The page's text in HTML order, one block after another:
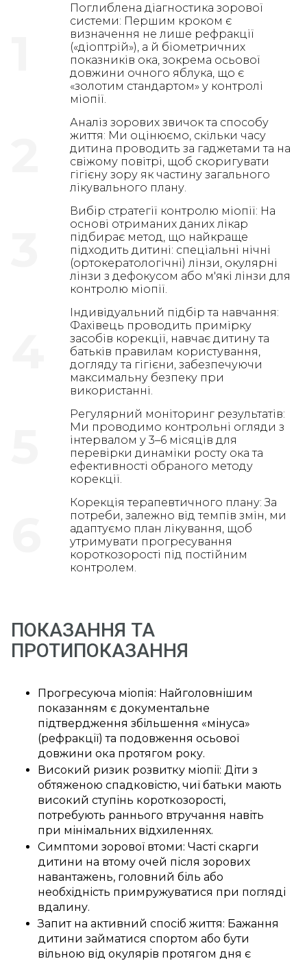
Поглиблена діагностика зорової
системи: Першим кроком є
визначення не лише рефракції
(«діоптрій»), а й біометричних
показників ока, зокрема осьової
довжини очного яблука, що є
«золотим стандартом» у контролі
міопії.
Аналіз зорових звичок та способу
життя: Ми оцінюємо, скільки часу
дитина проводить за гаджетами та на
свіжому повітрі, щоб скоригувати
гігієну зору як частину загального
лікувального плану.
Вибір стратегії контролю міопії: На
основі отриманих даних лікар
підбирає метод, що найкраще
підходить дитині: спеціальні нічні
(ортокератологічні) лінзи, окулярні
лінзи з дефокусом або м'які лінзи для
контролю міопії.
Індивідуальний підбір та навчання:
Фахівець проводить примірку
засобів корекції, навчає дитину та
батьків правилам користування,
догляду та гігієни, забезпечуючи
максимальну безпеку при
використанні.
Регулярний моніторинг результатів:
Ми проводимо контрольні огляди з
інтервалом у 3–6 місяців для
перевірки динаміки росту ока та
ефективності обраного методу
корекції.
Корекція терапевтичного плану: За
потреби, залежно від темпів змін, ми
адаптуємо план лікування, щоб
утримувати прогресування
короткозорості під постійним
контролем.
ПОКАЗАННЯ ТА
ПРОТИПОКАЗАННЯ
Прогресуюча міопія: Найголовнішим
показанням є документальне
підтвердження збільшення «мінуса»
(рефракції) та подовження осьової
довжини ока протягом року.
Високий ризик розвитку міопії: Діти з
обтяженою спадковістю, чиї батьки мають
високий ступінь короткозорості,
потребують раннього втручання навіть
при мінімальних відхиленнях.
Симптоми зорової втоми: Часті скарги
дитини на втому очей після зорових
навантажень, головний біль або
необхідність примружуватися при погляді
вдалину.
Запит на активний спосіб життя: Бажання
дитини займатися спортом або бути
вільною від окулярів протягом дня є